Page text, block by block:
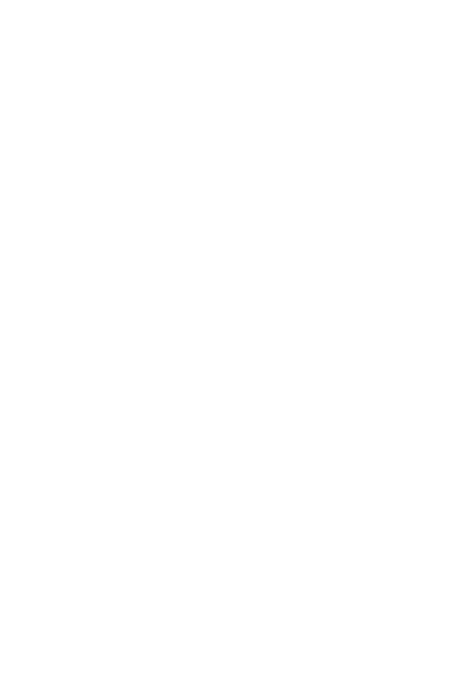
生活費は実際どのくら
とそのメリット、デメ
年間１００万円以上削
ツ教育も盛ん